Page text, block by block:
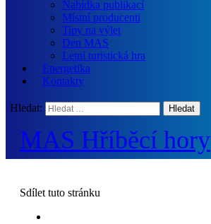
Nabídka publikací
Místní producenti
Tipy na výlet
Den MAS
Letní turistická hra
Energetika
Kontakty
Hledat:
MAS Hříběcí hory
Sdílet tuto stránku